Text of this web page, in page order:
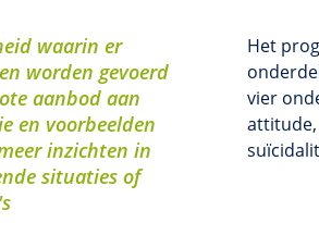
waarin er
worden gevoerd
aanbod aan
en voorbeelden
inzichten in
situaties of
Het
vier
attitude,